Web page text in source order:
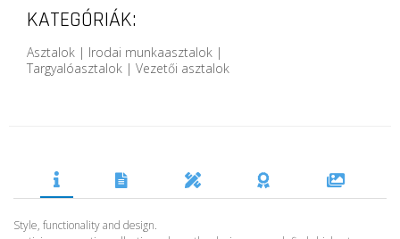
KATEGÓRIÁK:
Asztalok | Irodai munkaasztalok |
Targyalóasztalok | Vezetői asztalok
Style, functionality and design.